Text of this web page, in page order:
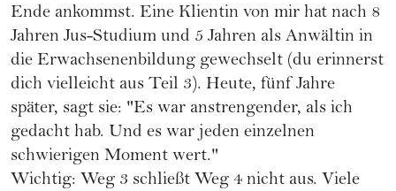
Ende ankommst. Eine Klientin von mir hat nach 8
Jahren Jus-Studium und 5 Jahren als Anwältin in
die Erwachsenenbildung gewechselt (du erinnerst
dich vielleicht aus Teil 3). Heute, fünf Jahre
später, sagt sie: "Es war anstrengender, als ich
gedacht hab. Und es war jeden einzelnen
schwierigen Moment wert."
Wichtig: Weg 3 schließt Weg 4 nicht aus. Viele